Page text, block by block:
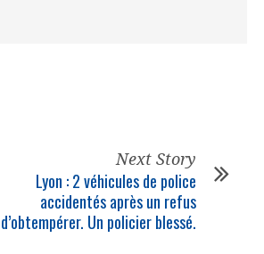
Next Story
Lyon : 2 véhicules de police
accidentés après un refus
d’obtempérer. Un policier blessé.